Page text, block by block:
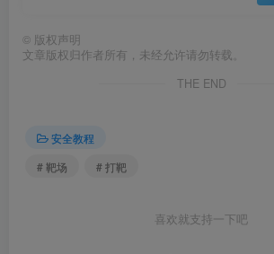
© 版权声明
文章版权归作者所有，未经允许请勿转载。
THE END
安全教程
# 靶场
# 打靶
喜欢就支持一下吧